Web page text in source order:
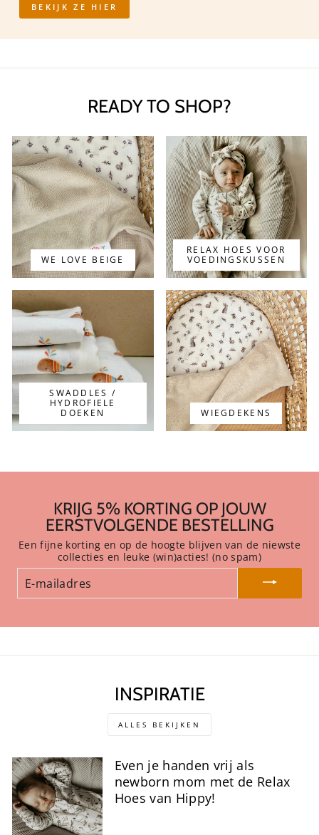
BEKIJK ZE HIER
READY TO SHOP?
WE LOVE BEIGE
RELAX HOES VOOR
VOEDINGSKUSSEN
SWADDLES /
HYDROFIELE
DOEKEN
WIEGDEKENS
KRIJG 5% KORTING OP JOUW
EERSTVOLGENDE BESTELLING
Een fijne korting en op de hoogte blijven van de niewste
collecties en leuke (win)acties! (no spam)
MAILADRES
INSPIRATIE
ALLES BEKIJKEN
Even je handen vrij als
newborn mom met de Relax
Hoes van Hippy!